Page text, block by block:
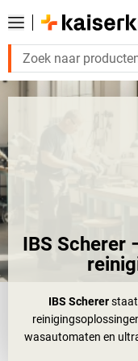
IBS Scherer
IBS Scherer
wasautomaten en
aangevuld met